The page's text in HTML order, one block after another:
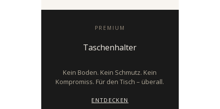
PREMIUM
Taschenhalter
Kein Boden. Kein Schmutz. Kein
Kompromiss. Für den Tisch – überall.
ENTDECKEN